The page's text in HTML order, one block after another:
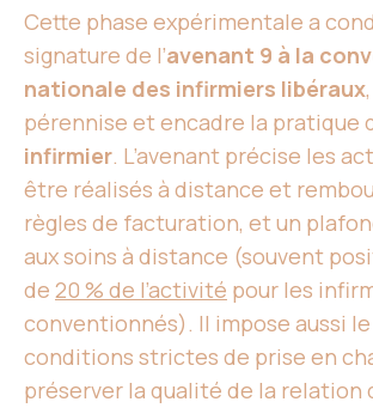
Cette phase expérimentale a
signature de l’avenant 9 à la
nationale des infirmiers libéraux
pérennise et encadre la pratique
infirmier. L’avenant précise les
être réalisés à distance et
règles de facturation, et un
aux soins à distance (souvent
de 20 % de l’activité pour les
conventionnés). Il impose aussi
conditions strictes de prise en
préserver la qualité de la relation